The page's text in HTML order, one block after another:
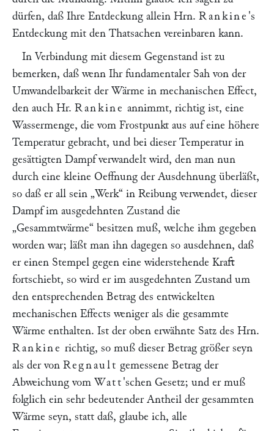
dürfen, daß Ihre Entdeckung allein Hrn. Rankine 's
Entdeckung mit den Thatsachen vereinbaren kann.
In Verbindung mit diesem Gegenstand ist zu
bemerken, daß wenn Ihr fundamentaler Sah von der
Umwandelbarkeit der Wärme in mechanischen Effect,
den auch Hr. Rankine annimmt, richtig ist, eine
Wassermenge, die vom Frostpunkt aus auf eine höhere
Temperatur gebracht, und bei dieser Temperatur in
gesättigten Dampf verwandelt wird, den man nun
durch eine kleine Oeffnung der Ausdehnung überläßt,
so daß er all sein „Werk“ in Reibung verwendet, dieser
Dampf im ausgedehnten Zustand die
„Gesammtwärme“ besitzen muß, welche ihm gegeben
worden war; läßt man ihn dagegen so ausdehnen, daß
er einen Stempel gegen eine widerstehende Kraft
fortschiebt, so wird er im ausgedehnten Zustand um
den entsprechenden Betrag des entwickelten
mechanischen Effects weniger als die gesammte
Wärme enthalten. Ist der oben erwähnte Satz des Hrn.
Rankine richtig, so muß dieser Betrag größer seyn
als der von Regnault gemessene Betrag der
Abweichung vom Watt 'schen Gesetz; und er muß
folglich ein sehr bedeutender Antheil der gesammten
Wärme seyn, statt daß, glaube ich, alle